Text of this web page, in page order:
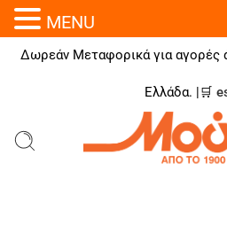
Δωρεάν Μεταφορικά για αγορές
Ελλάδα. |🛒
MENU